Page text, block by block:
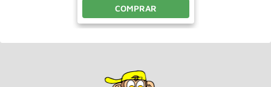
COMPRAR